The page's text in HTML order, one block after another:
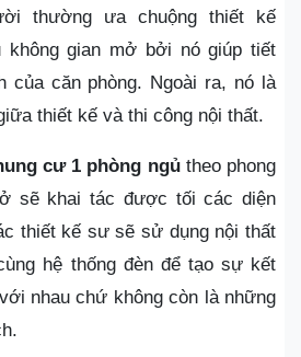
thường ưa chuộng thiết kế
không gian mở bởi nó giúp tiết
của căn phòng. Ngoài ra, nó là
thiết kế và thi công nội thất.
cư 1 phòng ngủtheo phong
sẽ khai tác được tối các diện
thiết kế sư sẽ sử dụng nội thất
hệ thống đèn để tạo sự kết
nhau chứ không còn là những